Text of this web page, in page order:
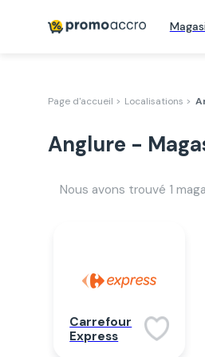
Page d'accueil > Localisations >
Anglure -
Nous avons trouvé 1
Carrefour
Express